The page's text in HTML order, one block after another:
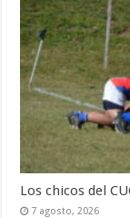
Los chicos del
7 agosto, 2026